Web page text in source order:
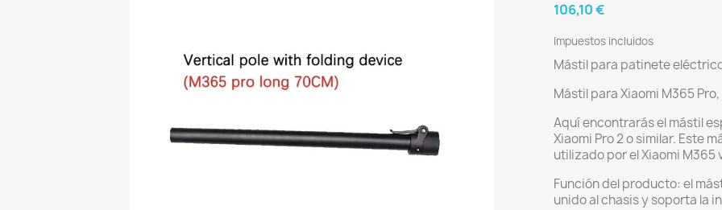
106,10 €
Impuestos incluidos
Mástil para patinete
Mástil para Xiaomi M365 Pro,
Aquí encontrarás el mástil
Xiaomi Pro 2 o similar. Este
utilizado por el Xiaomi M365
Función del producto: el
unido al chasis y soporta la